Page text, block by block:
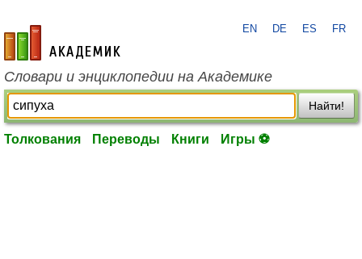
academic.ru
EN DE ES FR
Словари и энциклопедии на Академике
Найти!
Толкования Переводы Книги Игры ⚽